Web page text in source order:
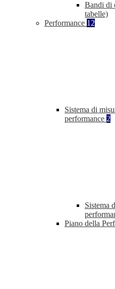
Bandi di
tabelle)
Performance 12
Sistema di
performance 2
Sistema
Piano della